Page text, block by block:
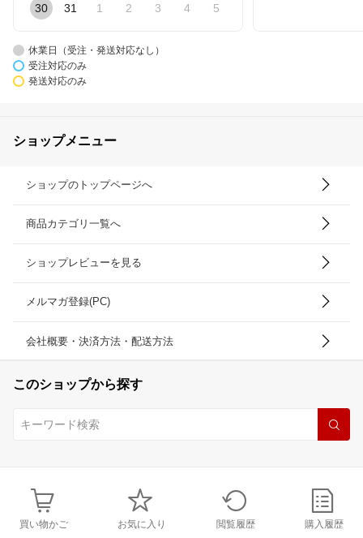
30 31 1 2 3 4 5
休業日（受注・発送対応なし）
受注対応のみ
発送対応のみ
ショップメニュー
ショップのトップページへ
商品カテゴリ一覧へ
ショップレビューを見る
メルマガ登録(PC)
会社概要・決済方法・配送方法
このショップから探す
買い物かご お気に入り 閲覧履歴 購入履歴